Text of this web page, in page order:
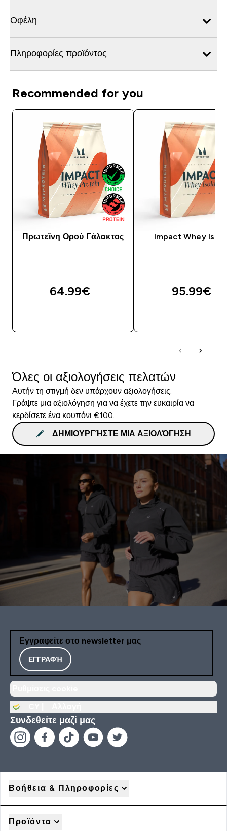
Οφέλη
Πληροφορίες προϊόντος
Recommended for you
Πρωτεΐνη Ορού Γάλακτος
64.99€‎
Impact Whey
95.99€‎
Όλες οι αξιολογήσεις πελατών
Αυτήν τη στιγμή δεν υπάρχουν αξιολογήσεις.
Γράψτε μια αξιολόγηση για να έχετε την ευκαιρία να
κερδίσετε ένα κουπόνι €100.
ΔΗΜΙΟΥΡΓΉΣΤΕ ΜΙΑ ΑΞΙΟΛΌΓΗΣΗ
Εγγραφείτε στο newsletter μας
ΕΓΓΡΑΦΉ
Συνδεθείτε μαζί μας
Βοήθεια & Πληροφορίες
Προϊόντα